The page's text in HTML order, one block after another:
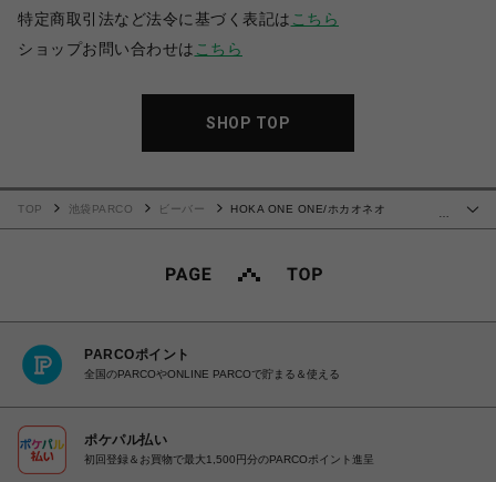
特定商取引法など法令に基づく表記は こちら
ショップお問い合わせは こちら
SHOP TOP
TOP 池袋PARCO ビーバー
HOKA ONE ONE/ホカオネオ
PARCOポイント
全国のPARCOやONLINE PARCOで貯まる＆使える
ポケパル払い
初回登録＆お買物で最大1,500円分のPARCOポイント進呈